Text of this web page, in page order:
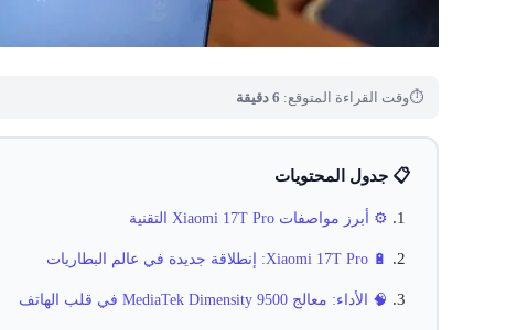
⏱وقت القراءة المتوقع: 6 دقيقة
📋 جدول المحتويات
⚙️ أبرز مواصفات Xiaomi 17T Pro التقنية
🔋 Xiaomi 17T Pro: إنطلاقة جديدة في عالم البطاريات
🧠 الأداء: معالج MediaTek Dimensity 9500 في قلب الهاتف